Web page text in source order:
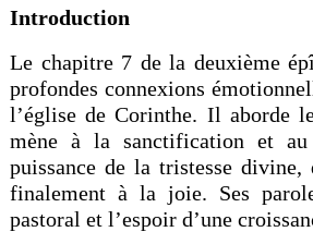
Introduction
Le chapitre 7 de la deuxième
profondes connexions
l’église de Corinthe. Il aborde
mène à la sanctification et au
puissance de la tristesse
finalement à la joie. Ses
pastoral et l’espoir d’une